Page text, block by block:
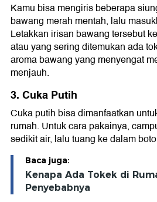
Kamu bisa mengiris beberapa
bawang merah mentah, lalu
Letakkan irisan bawang tersebut
atau yang sering ditemukan ada
aroma bawang yang menyengat
menjauh.
3. Cuka Putih
Cuka putih bisa dimanfaatkan
rumah. Untuk cara pakainya,
sedikit air, lalu tuang ke dalam
Baca juga:
Kenapa Ada Tokek di
Penyebabnya